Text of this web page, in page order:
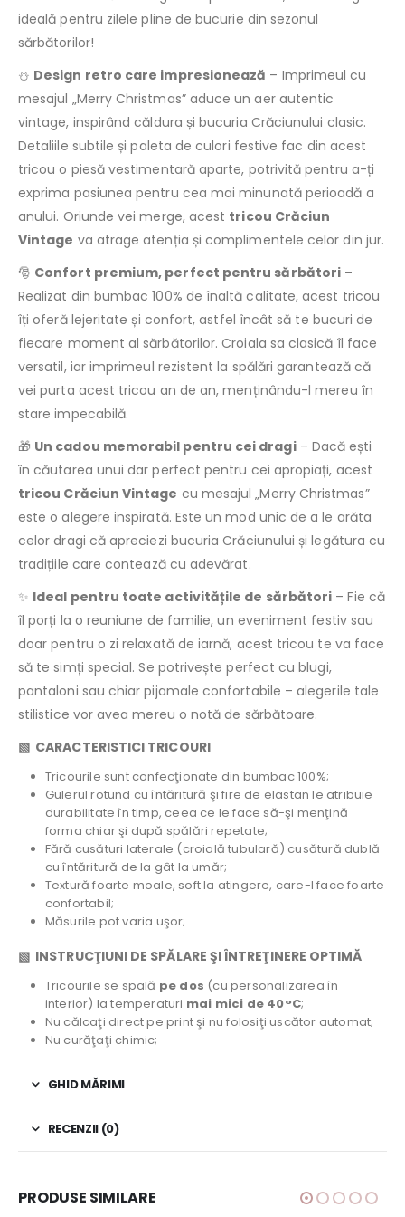
ideală pentru zilele pline de bucurie din sezonul
sărbătorilor!
⛄ Design retro care impresionează – Imprimeul cu
mesajul „Merry Christmas” aduce un aer autentic
vintage, inspirând căldura și bucuria Crăciunului clasic.
Detaliile subtile și paleta de culori festive fac din acest
tricou o piesă vestimentară aparte, potrivită pentru a-ți
exprima pasiunea pentru cea mai minunată perioadă a
anului. Oriunde vei merge, acest tricou Crăciun
Vintage va atrage atenția și complimentele celor din jur.
🎅 Confort premium, perfect pentru sărbători –
Realizat din bumbac 100% de înaltă calitate, acest tricou
îți oferă lejeritate și confort, astfel încât să te bucuri de
fiecare moment al sărbătorilor. Croiala sa clasică îl face
versatil, iar imprimeul rezistent la spălări garantează că
vei purta acest tricou an de an, menținându-l mereu în
stare impecabilă.
🎁 Un cadou memorabil pentru cei dragi– Dacă ești
în căutarea unui dar perfect pentru cei apropiați, acest
tricou Crăciun Vintage cu mesajul „Merry Christmas”
este o alegere inspirată. Este un mod unic de a le arăta
celor dragi că apreciezi bucuria Crăciunului și legătura cu
tradițiile care contează cu adevărat.
✨ Ideal pentru toate activitățile de sărbători – Fie că
îl porți la o reuniune de familie, un eveniment festiv sau
doar pentru o zi relaxată de iarnă, acest tricou te va face
să te simți special. Se potrivește perfect cu blugi,
pantaloni sau chiar pijamale confortabile – alegerile tale
stilistice vor avea mereu o notă de sărbătoare.
▧ CARACTERISTICI TRICOURI
Tricourile sunt confecţionate din bumbac 100%;
Gulerul rotund cu întăritură şi fire de elastan le atribuie
durabilitate în timp, ceea ce le face să-şi menţină
forma chiar şi după spălări repetate;
Fără cusături laterale (croială tubulară) cusătură dublă
cu întăritură de la gât la umăr;
Textură foarte moale, soft la atingere, care-l face foarte
confortabil;
Măsurile pot varia uşor;
▧ INSTRUCŢIUNI DE SPĂLARE ŞI ÎNTREŢINERE OPTIMĂ
Tricourile se spală pe dos (cu personalizarea în
interior) la temperaturi mai mici de 40°C;
Nu călcaţi direct pe print şi nu folosiţi uscător automat;
Nu curăţaţi chimic;
GHID MĂRIMI
RECENZII (0)
PRODUSE SIMILARE